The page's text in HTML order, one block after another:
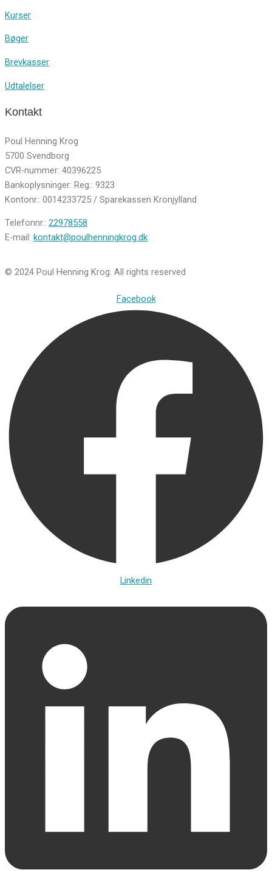
Kurser
Bøger
Brevkasser
Udtalelser
Kontakt
Poul Henning Krog
5700 Svendborg
CVR-nummer: 40396225
Bankoplysninger: Reg.: 9323
Kontonr.: 0014233725 / Sparekassen Kronjylland
Telefonnr.: 22978558
E-mail: kontakt@poulhenningkrog.dk
© 2024 Poul Henning Krog. All rights reserved
Facebook
Linkedin